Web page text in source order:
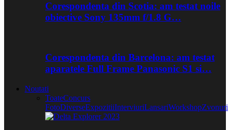
Corespondenta din Scotia: am testat noile
obiective Sony 135mm f/1.8 G…
Corespondenta din Barcelona: am testat
aparatele Full Frame Panasonic S1 si…
Noutati
ToateConcurs
FotoDiverseExpozitiiInterviuriLansariWorkshopZvonuri